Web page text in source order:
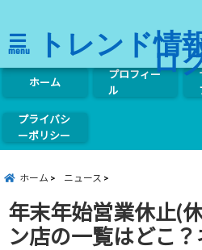
menu トレンド情
ロ
ホーム
プロフィー
ル
プライバシ
ーポリシー
ホーム ニュース
年末年始営業休止(
ン店の一覧はどこ